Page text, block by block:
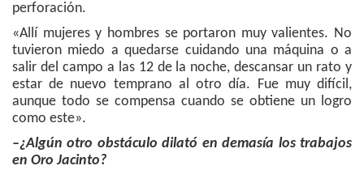
perforación.
«Allí mujeres y hombres se portaron muy valientes. No
tuvieron miedo a quedarse cuidando una máquina o a
salir del campo a las 12 de la noche, descansar un rato y
estar de nuevo temprano al otro día. Fue muy difícil,
aunque todo se compensa cuando se obtiene un logro
como este».
–¿Algún otro obstáculo dilató en demasía los trabajos
en Oro Jacinto?